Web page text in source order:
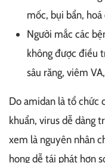
mốc, bụi bẩn,
Người mắc các
không được điều
sâu răng, viêm
Do amidan là tổ chức
khuẩn, virus dễ dàng
xem là nguyên nhân
họng dễ tái phát hơn